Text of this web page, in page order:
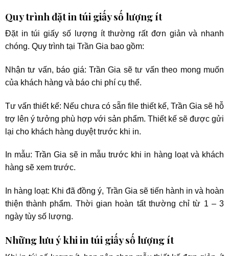
Quy trình đặt in túi giấy số lượng ít
Đặt in túi giấy số lượng ít thường rất đơn giản và nhanh
chóng. Quy trình tại Trần Gia bao gồm:
Nhận tư vấn, báo giá: Trần Gia sẽ tư vấn theo mong muốn
của khách hàng và báo chi phí cụ thể.
Tư vấn thiết kế: Nếu chưa có sẵn file thiết kế, Trần Gia sẽ hỗ
trợ lên ý tưởng phù hợp với sản phẩm. Thiết kế sẽ được gửi
lại cho khách hàng duyệt trước khi in.
In mẫu: Trần Gia sẽ in mẫu trước khi in hàng loạt và khách
hàng sẽ xem trước.
In hàng loạt: Khi đã đồng ý, Trần Gia sẽ tiến hành in và hoàn
thiện thành phẩm. Thời gian hoàn tất thường chỉ từ 1 – 3
ngày tùy số lượng.
Những lưu ý khi in túi giấy số lượng ít